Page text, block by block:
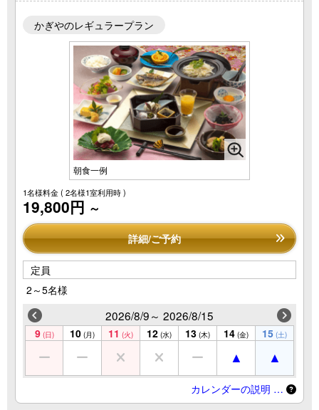
かぎやのレギュラープラン
朝食一例
1名様料金( 2名様1室利用時 )
19,800円 ～
詳細/ご予約
定員
2～5名様
2026/8/9～ 2026/8/15
9 (日) 10 (月) 11 (火) 12 (水) 13 (木) 14 (金) 15 (土)
カレンダーの説明 …